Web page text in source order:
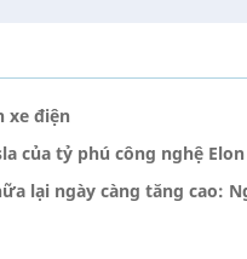
xe điện
của tỷ phú công nghệ
lại ngày càng tăng cao: